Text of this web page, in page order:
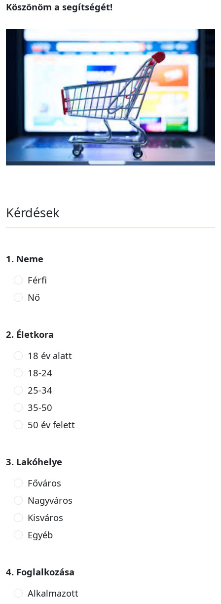
Köszönöm a segítségét!
Kérdések
1. Neme
Férfi
Nő
2. Életkora
18 év alatt
18-24
25-34
35-50
50 év felett
3. Lakóhelye
Főváros
Nagyváros
Kisváros
Egyéb
4. Foglalkozása
Alkalmazott